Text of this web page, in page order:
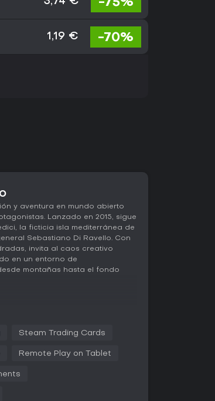
1,19 € -70%
y aventura en mundo abierto
Lanzado en 2015, sigue
la ficticia isla mediterránea de
Sebastiano Di Ravello. Con
invita al caos creativo
en un entorno de
montañas hasta el fondo
enemigos o estructuras
para aumentar su capacidad.
recorrer el terreno de la isla.
que incluye rifles de asalto,
Steam Trading Cards
Remote Play on Tablet